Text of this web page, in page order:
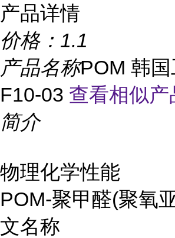
产品详情
价格： 1.1
产品名称POM 韩
F10-03 查看相似
简介
物理化学性能
POM-聚甲醛(聚氧
文名称